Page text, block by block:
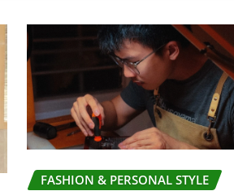
FASHION & PERSONAL STYLE